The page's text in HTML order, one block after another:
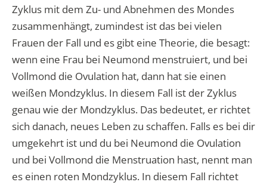
Zyklus mit dem Zu- und Abnehmen des Mondes
zusammenhängt, zumindest ist das bei vielen
Frauen der Fall und es gibt eine Theorie, die besagt:
wenn eine Frau bei Neumond menstruiert, und bei
Vollmond die Ovulation hat, dann hat sie einen
weißen Mondzyklus. In diesem Fall ist der Zyklus
genau wie der Mondzyklus. Das bedeutet, er richtet
sich danach, neues Leben zu schaffen. Falls es bei dir
umgekehrt ist und du bei Neumond die Ovulation
und bei Vollmond die Menstruation hast, nennt man
es einen roten Mondzyklus. In diesem Fall richtet